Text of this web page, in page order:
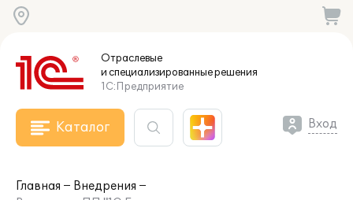
Отраслевые
и специализированныерешения
1С:Предприятие
Каталог Вход
Главная
Внедрения